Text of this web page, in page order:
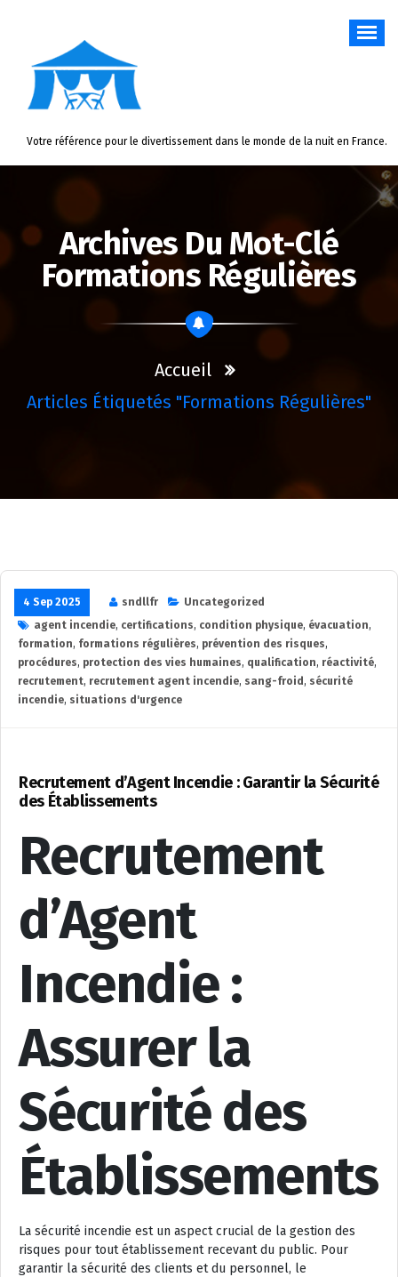
Votre référence pour le divertissement dans le monde de la nuit en France.
Archives Du Mot-Clé
Formations Régulières
Accueil
Articles Étiquetés "formations Régulières"
4 Sep 2025 sndllfr
Uncategorized
agent incendie, certifications, condition physique, évacuation,
formation, formations régulières, prévention des risques,
procédures, protection des vies humaines, qualification, réactivité,
recrutement, recrutement agent incendie, sang-froid , sécurité
incendie, situations d'urgence
Recrutement d’Agent Incendie : Garantir la Sécurité
des Établissements
Recrutement
d’Agent
Incendie :
Assurer la
Sécurité des
Établissements
La sécurité incendie est un aspect crucial de la gestion des
risques pour tout établissement recevant du public. Pour
garantir la sécurité des clients et du personnel, le